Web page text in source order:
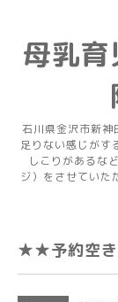
母乳
石川県金沢市新神
足りない感じがす
しこりがあるな
ジ）をさせていた
★★予約空